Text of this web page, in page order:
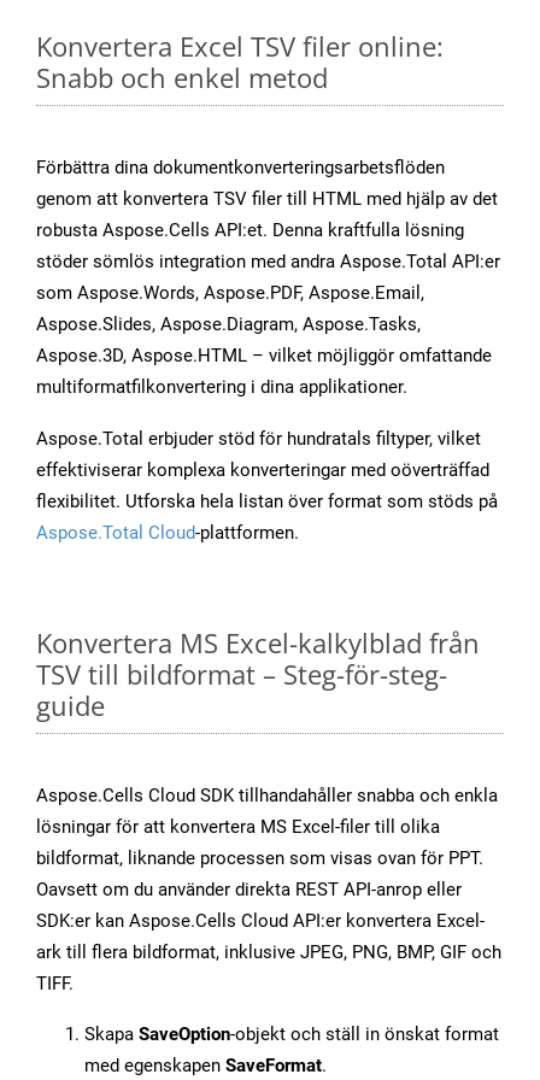
Konvertera Excel TSV filer online:
Snabb och enkel metod
Förbättra dina dokumentkonverteringsarbetsflöden
genom att konvertera TSV filer till HTML med hjälp av det
robusta Aspose.Cells API:et. Denna kraftfulla lösning
stöder sömlös integration med andra Aspose.Total API:er
som Aspose.Words, Aspose.PDF, Aspose.Email,
Aspose.Slides, Aspose.Diagram, Aspose.Tasks,
Aspose.3D, Aspose.HTML – vilket möjliggör omfattande
multiformatfilkonvertering i dina applikationer.
Aspose.Total erbjuder stöd för hundratals filtyper, vilket
effektiviserar komplexa konverteringar med oöverträffad
flexibilitet. Utforska hela listan över format som stöds på
Aspose.Total Cloud-plattformen.
Konvertera MS Excel-kalkylblad från
TSV till bildformat – Steg-för-steg-
guide
Aspose.Cells Cloud SDK tillhandahåller snabba och enkla
lösningar för att konvertera MS Excel-filer till olika
bildformat, liknande processen som visas ovan för PPT.
Oavsett om du använder direkta REST API-anrop eller
SDK:er kan Aspose.Cells Cloud API:er konvertera Excel-
ark till flera bildformat, inklusive JPEG, PNG, BMP, GIF och
TIFF.
Skapa SaveOption-objekt och ställ in önskat format
med egenskapen SaveFormat.